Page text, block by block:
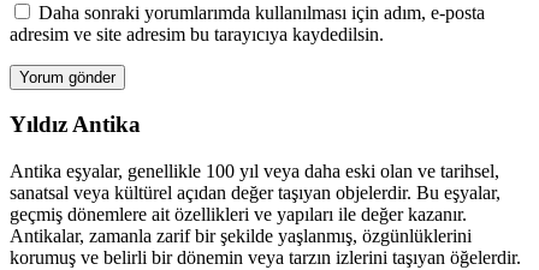
Daha sonraki yorumlarımda kullanılması için adım, e-posta
adresim ve site adresim bu tarayıcıya kaydedilsin.
Yıldız Antika
Antika eşyalar, genellikle 100 yıl veya daha eski olan ve tarihsel,
sanatsal veya kültürel açıdan değer taşıyan objelerdir. Bu eşyalar,
geçmiş dönemlere ait özellikleri ve yapıları ile değer kazanır.
Antikalar, zamanla zarif bir şekilde yaşlanmış, özgünlüklerini
korumuş ve belirli bir dönemin veya tarzın izlerini taşıyan öğelerdir.